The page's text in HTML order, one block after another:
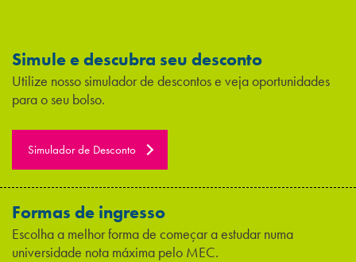
Simule e descubra seu desconto
Utilize nosso simulador de descontos e veja oportunidades
para o seu bolso.
Simulador de Desconto
Formas de ingresso
Escolha a melhor forma de começar a estudar numa
universidade nota máxima pelo MEC.